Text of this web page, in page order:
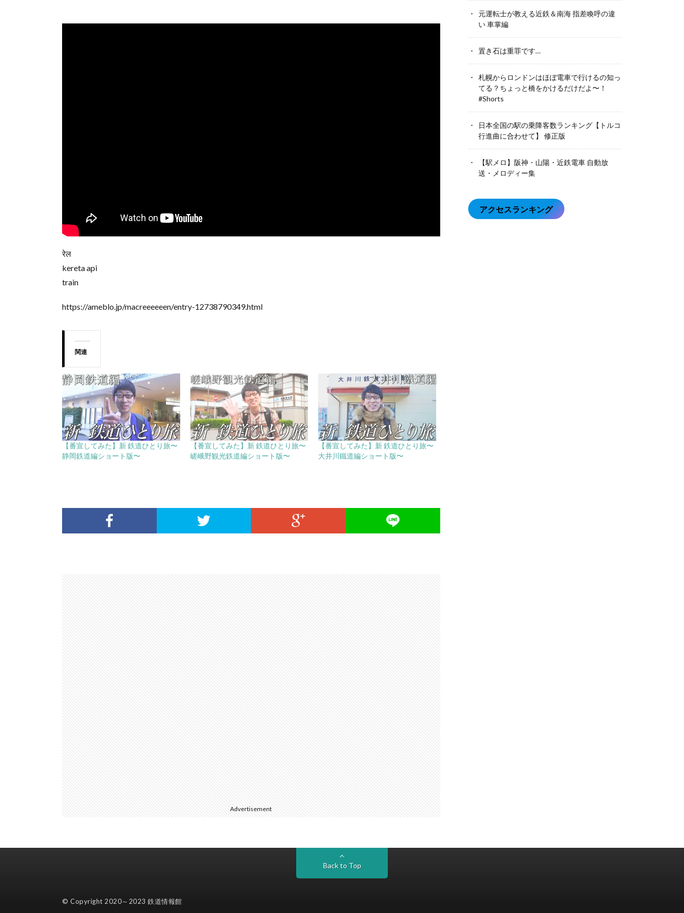
रेल
kereta api
train
https://ameblo.jp/macreeeeeen/entry-12738790349.html
関連
【番宣してみた】新 鉄道ひとり旅〜
静岡鉄道編ショート版〜
【番宣してみた】新 鉄道ひとり旅〜
嵯峨野観光鉄道編ショート版〜
【番宣してみた】新 鉄道ひとり旅〜
大井川鐵道編ショート版〜
Advertisement
元運転士が教える近鉄＆南海 指差喚呼の違
い 車掌編
置き石は重罪です…
札幌からロンドンはほぼ電車で行けるの知っ
てる？ちょっと橋をかけるだけだよ〜！
#Shorts
日本全国の駅の乗降客数ランキング【トルコ
行進曲に合わせて】 修正版
【駅メロ】阪神・山陽・近鉄電車 自動放
送・メロディー集
アクセスランキング
Back to Top
© Copyright 2020～2023 鉄道情報館